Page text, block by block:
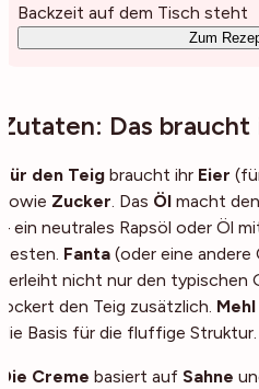
Backzeit auf dem Tisch steht
Zum
Zutaten: Das
Für den Teig braucht ihr Eier
sowie Zucker. Das Öl macht
– ein neutrales Rapsöl oder Öl
besten. Fanta (oder eine andere
verleiht nicht nur den typischen
lockert den Teig zusätzlich. Mehl
die Basis für die fluffige Struktur.
Die Creme basiert auf Sahne